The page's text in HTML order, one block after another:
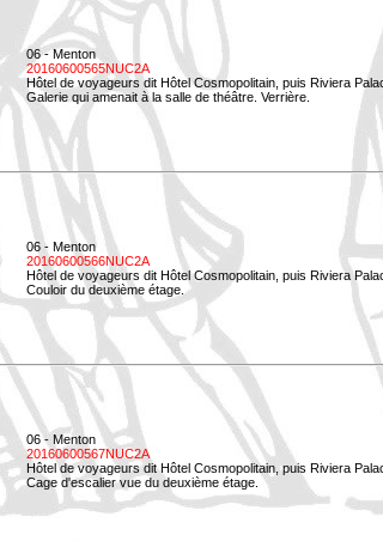
06 - Menton
20160600565NUC2A
Hôtel de voyageurs dit Hôtel Cosmopolitain, puis Riviera
Galerie qui amenait à la salle de théâtre. Verrière.
06 - Menton
20160600566NUC2A
Hôtel de voyageurs dit Hôtel Cosmopolitain, puis Riviera
Couloir du deuxième étage.
06 - Menton
20160600567NUC2A
Hôtel de voyageurs dit Hôtel Cosmopolitain, puis Riviera
Cage d'escalier vue du deuxième étage.